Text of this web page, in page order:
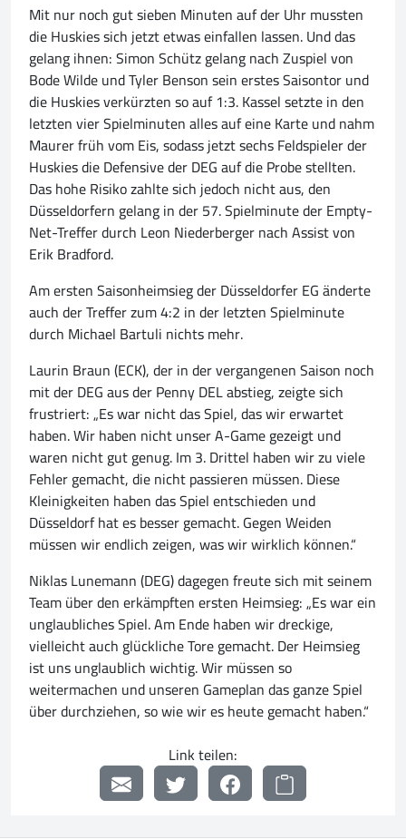
Mit nur noch gut sieben Minuten auf der Uhr mussten
die Huskies sich jetzt etwas einfallen lassen. Und das
gelang ihnen: Simon Schütz gelang nach Zuspiel von
Bode Wilde und Tyler Benson sein erstes Saisontor und
die Huskies verkürzten so auf 1:3. Kassel setzte in den
letzten vier Spielminuten alles auf eine Karte und nahm
Maurer früh vom Eis, sodass jetzt sechs Feldspieler der
Huskies die Defensive der DEG auf die Probe stellten.
Das hohe Risiko zahlte sich jedoch nicht aus, den
Düsseldorfern gelang in der 57. Spielminute der Empty-
Net-Treffer durch Leon Niederberger nach Assist von
Erik Bradford.
Am ersten Saisonheimsieg der Düsseldorfer EG änderte
auch der Treffer zum 4:2 in der letzten Spielminute
durch Michael Bartuli nichts mehr.
Laurin Braun (ECK), der in der vergangenen Saison noch
mit der DEG aus der Penny DEL abstieg, zeigte sich
frustriert: „Es war nicht das Spiel, das wir erwartet
haben. Wir haben nicht unser A-Game gezeigt und
waren nicht gut genug. Im 3. Drittel haben wir zu viele
Fehler gemacht, die nicht passieren müssen. Diese
Kleinigkeiten haben das Spiel entschieden und
Düsseldorf hat es besser gemacht. Gegen Weiden
müssen wir endlich zeigen, was wir wirklich können.“
Niklas Lunemann (DEG) dagegen freute sich mit seinem
Team über den erkämpften ersten Heimsieg: „Es war ein
unglaubliches Spiel. Am Ende haben wir dreckige,
vielleicht auch glückliche Tore gemacht. Der Heimsieg
ist uns unglaublich wichtig. Wir müssen so
weitermachen und unseren Gameplan das ganze Spiel
über durchziehen, so wie wir es heute gemacht haben.“
Link teilen: